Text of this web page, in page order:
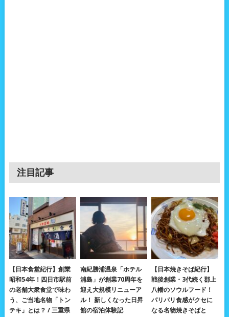
注目記事
【日本食堂紀行】創業
昭和54年！四日市駅前
の老舗大衆食堂で味わ
う、ご当地名物「トン
テキ」とは？ / 三重県
南紀勝浦温泉「ホテル
浦島」が創業70周年を
迎え大規模リニューア
ル！ 新しくなった日昇
館の宿泊体験記
【日本焼きそば紀行】
戦後創業・3代続く郡上
八幡のソウルフード！
パリパリ食感がクセに
なる名物焼きそばと